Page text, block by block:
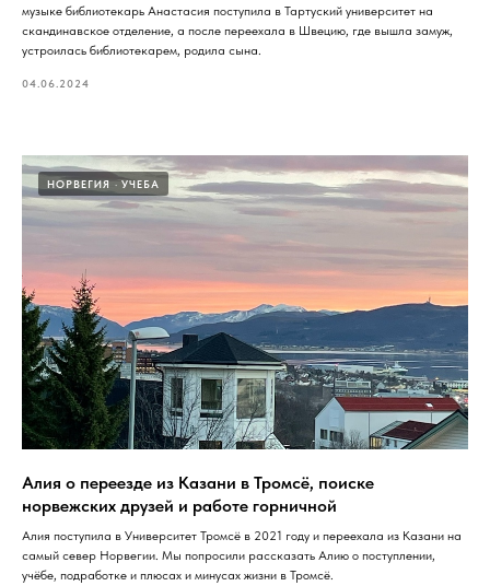
музыке библиотекарь Анастасия поступила в Тартуский университет на
скандинавское отделение, а после переехала в Швецию, где вышла замуж,
устроилась библиотекарем, родила сына.
04.06.2024
НОРВЕГИЯ УЧЕБА
Алия о переезде из Казани в Тромсё, поиске
норвежских друзей и работе горничной
Алия поступила в Университет Тромсё в 2021 году и переехала из Казани на
самый север Норвегии. Мы попросили рассказать Алию о поступлении,
учёбе, подработке и плюсах и минусах жизни в Тромсё.